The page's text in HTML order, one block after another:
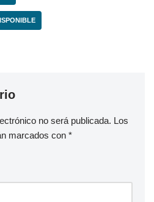
no será publicada. Los
marcados con *